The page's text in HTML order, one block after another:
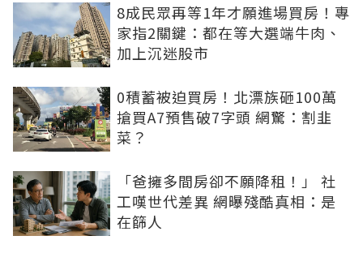
8成民眾再等1年才願進場買房！專
家指2關鍵：都在等大選端牛肉、
加上沉迷股市
0積蓄被迫買房！北漂族砸100萬
搶買A7預售破7字頭 網驚：割韭
菜？
「爸擁多間房卻不願降租！」 社
工嘆世代差異 網曝殘酷真相：是
在篩人